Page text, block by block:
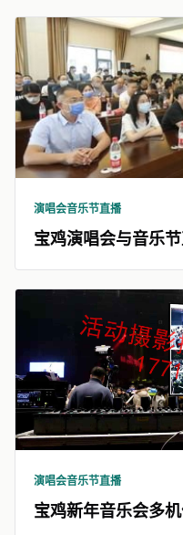
演唱会音乐节直播
宝鸡演唱会与音乐
演唱会音乐节直播
宝鸡新年音乐会多